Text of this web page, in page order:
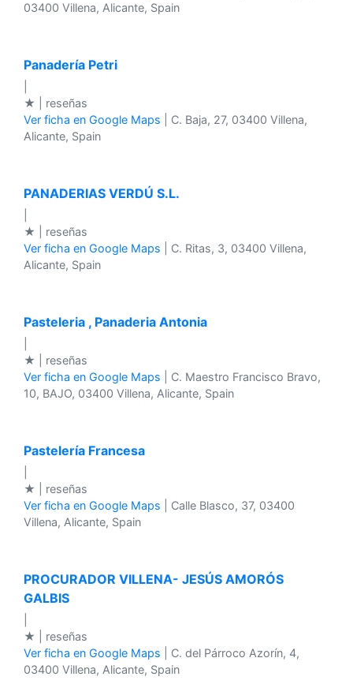
03400 Villena, Alicante, Spain
Panadería Petri
★ | reseñas
Ver ficha en Google Maps | C. Baja, 27, 03400 Villena,
Alicante, Spain
PANADERIAS VERDÚ S.L.
★ | reseñas
Ver ficha en Google Maps | C. Ritas, 3, 03400 Villena,
Alicante, Spain
Pasteleria , Panaderia Antonia
★ | reseñas
Ver ficha en Google Maps | C. Maestro Francisco Bravo,
10, BAJO, 03400 Villena, Alicante, Spain
Pastelería Francesa
★ | reseñas
Ver ficha en Google Maps | Calle Blasco, 37, 03400
Villena, Alicante, Spain
PROCURADOR VILLENA- JESÚS AMORÓS
GALBIS
★ | reseñas
Ver ficha en Google Maps | C. del Párroco Azorín, 4,
03400 Villena, Alicante, Spain